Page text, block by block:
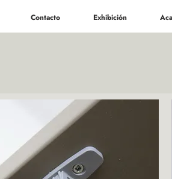
Contacto Exhibición